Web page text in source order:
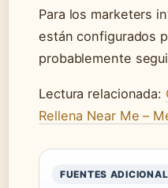
Para los marketers
están configurados
probablemente
Lectura relacionada:
Rellena Near Me –
FUENTES